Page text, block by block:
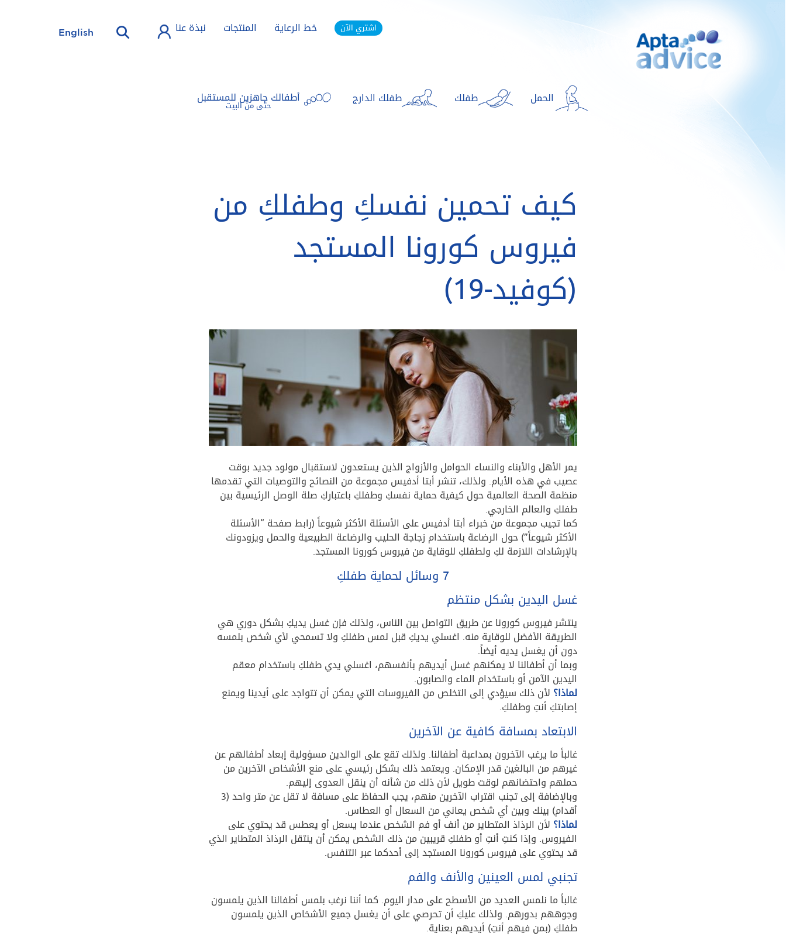
اشتري الآن خط الرعاية المنتجات نبذة عنا English
الحمل طفلك طفلك الدارج أطفالك جاهزين للمستقبل
حتى من البيت
كيف تحمين نفسكِ وطفلكِ من
فيروس كورونا المستجد
(كوفيد-19)
يمر الأهل والأبناء والنساء الحوامل والأزواج الذين يستعدون لاستقبال مولود جديد بوقت
عصيب في هذه الأيام. ولذلك، تنشر أبتا أدفيس مجموعة من النصائح والتوصيات التي تقدمها
منظمة الصحة العالمية حول كيفية حماية نفسكِ وطفلكِ باعتباركِ صلة الوصل الرئيسية بين
طفلكِ والعالم الخارجي.
كما تجيب مجموعة من خبراء أبتا أدفيس على الأسئلة الأكثر شيوعاً (رابط صفحة “الأسئلة
الأكثر شيوعاً”) حول الرضاعة باستخدام زجاجة الحليب والرضاعة الطبيعية والحمل ويزودونك
بالإرشادات اللازمة لكِ ولطفلكِ للوقاية من فيروس كورونا المستجد.
7 وسائل لحماية طفلكِ
غسل اليدين بشكل منتظم
ينتشر فيروس كورونا عن طريق التواصل بين الناس، ولذلك فإن غسل يديكِ بشكل دوري هي
الطريقة الأفضل للوقاية منه. اغسلي يديكِ قبل لمس طفلكِ ولا تسمحي لأي شخص بلمسه
دون أن يغسل يديه أيضاً.
وبما أن أطفالنا لا يمكنهم غسل أيديهم بأنفسهم، اغسلي يدي طفلكِ باستخدام معقم
اليدين الآمن أو باستخدام الماء والصابون.
لماذا؟ لأن ذلك سيؤدي إلى التخلص من الفيروسات التي يمكن أن تتواجد على أيدينا ويمنع
إصابتكِ أنتِ وطفلكِ.
الابتعاد بمسافة كافية عن الآخرين
غالباً ما يرغب الآخرون بمداعبة أطفالنا. ولذلك تقع على الوالدين مسؤولية إبعاد أطفالهم عن
غيرهم من البالغين قدر الإمكان. ويعتمد ذلك بشكل رئيسي على منع الأشخاص الآخرين من
حملهم واحتضانهم لوقت طويل لأن ذلك من شأنه أن ينقل العدوى إليهم.
وبالإضافة إلى تجنب اقتراب الآخرين منهم، يجب الحفاظ على مسافة لا تقل عن متر واحد (3
أقدام) بينك وبين أي شخص يعاني من السعال أو العطاس.
لماذا؟ لأن الرذاذ المتطاير من أنف أو فم الشخص عندما يسعل أو يعطس قد يحتوي على
الفيروس. وإذا كنتِ أنتِ أو طفلكِ قريبين من ذلك الشخص يمكن أن ينتقل الرذاذ المتطاير الذي
قد يحتوي على فيروس كورونا المستجد إلى أحدكما عبر التنفس.
تجنبي لمس العينين والأنف والفم
غالباً ما نلمس العديد من الأسطح على مدار اليوم. كما أننا نرغب بلمس أطفالنا الذين يلمسون
وجوههم بدورهم. ولذلك عليكِ أن تحرصي على أن يغسل جميع الأشخاص الذين يلمسون
طفلكِ (بمن فيهم أنتِ) أيديهم بعناية.